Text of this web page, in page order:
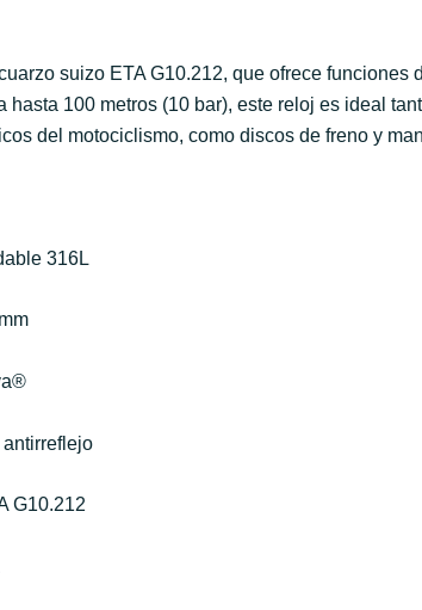
suizo ETA G10.212, que ofrece
hasta 100 metros (10 bar), este reloj es ideal
del motociclismo, como discos de freno y
316L
G10.212